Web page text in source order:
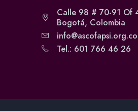
Calle 98 # 70-91 Of
Bogotá, Colombia
info@ascofapsi.org.co
Tel.: 601 766 46 26